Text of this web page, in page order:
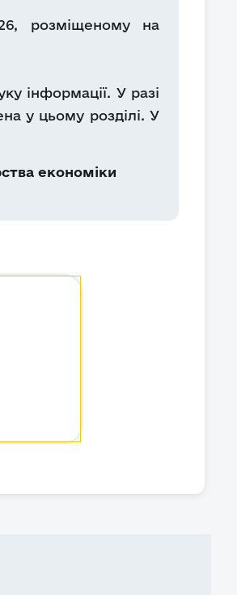
розміщеному на
інформації. У разі
у цьому розділі. У
економіки